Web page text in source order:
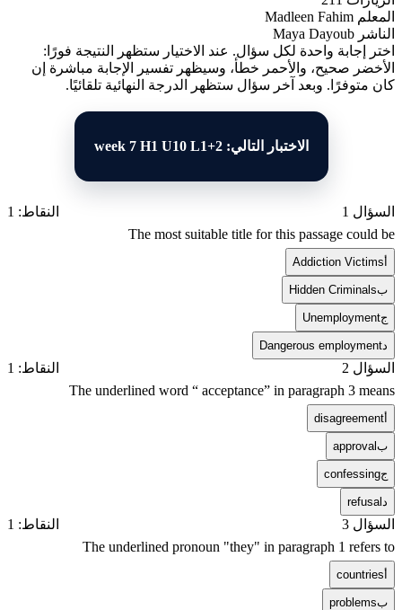
المعلم Madleen Fahim
الناشر Maya Dayoub
اختر إجابة واحدة لكل سؤال. عند الاختيار ستظهر النتيجة فورًا:
الأخضر صحيح، والأحمر خطأ، وسيظهر تفسير الإجابة مباشرة إن
كان متوفرًا. وبعد آخر سؤال ستظهر الدرجة النهائية تلقائيًا.
الاختبار التالي: week 7 H1 U10 L1+2
السؤال 1
النقاط: 1
The most suitable title for this passage could be
Addiction Victims
بHidden Criminals
جUnemployment
Dangerous employment
السؤال 2
النقاط: 1
The underlined word “ acceptance” in paragraph 3 means
disagreement
بapproval
جconfessing
refusal
السؤال 3
النقاط: 1
The underlined pronoun "they" in paragraph 1 refers to
countries
بproblems